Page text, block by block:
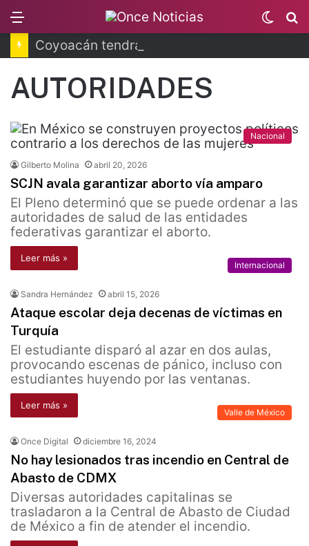
Switch
skin
AUTORIDADES
Nacional
Gilberto Molina abril 20, 2026
SCJN avala garantizar aborto vía amparo
El Pleno determinó que se puede ordenar a las
autoridades de salud de las entidades
federativas garantizar el aborto.
Leer más »
Internacional
Sandra Hernández abril 15, 2026
Ataque escolar deja decenas de víctimas en
Turquía
El estudiante disparó al azar en dos aulas,
provocando escenas de pánico, incluso con
estudiantes huyendo por las ventanas.
Leer más »
Valle de México
Once Digital diciembre 16, 2024
No hay lesionados tras incendio en Central de
Abasto de CDMX
Diversas autoridades capitalinas se
trasladaron a la Central de Abasto de Ciudad
de México a fin de atender el incendio.